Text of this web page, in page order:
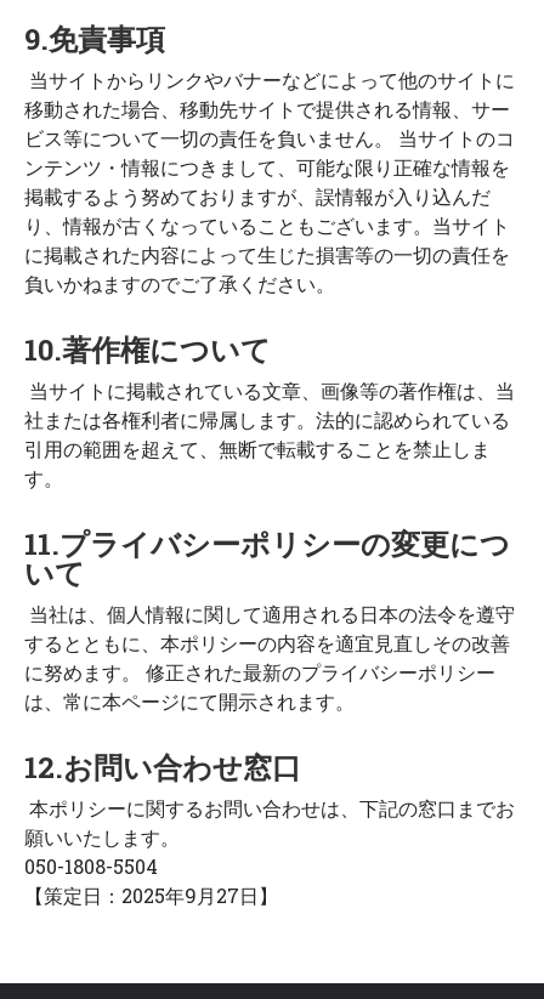
9.免責事項
当サイトからリンクやバナーなどによって他のサイトに
移動された場合、移動先サイトで提供される情報、サー
ビス等について一切の責任を負いません。 当サイトのコ
ンテンツ・情報につきまして、可能な限り正確な情報を
掲載するよう努めておりますが、誤情報が入り込んだ
り、情報が古くなっていることもございます。当サイト
に掲載された内容によって生じた損害等の一切の責任を
負いかねますのでご了承ください。
10.著作権について
当サイトに掲載されている文章、画像等の著作権は、当
社または各権利者に帰属します。法的に認められている
引用の範囲を超えて、無断で転載することを禁止しま
す。
11.プライバシーポリシーの変更につ
いて
当社は、個人情報に関して適用される日本の法令を遵守
するとともに、本ポリシーの内容を適宜見直しその改善
に努めます。 修正された最新のプライバシーポリシー
は、常に本ページにて開示されます。
12.お問い合わせ窓口
本ポリシーに関するお問い合わせは、下記の窓口までお
願いいたします。
050-1808-5504
【策定日：2025年9月27日】